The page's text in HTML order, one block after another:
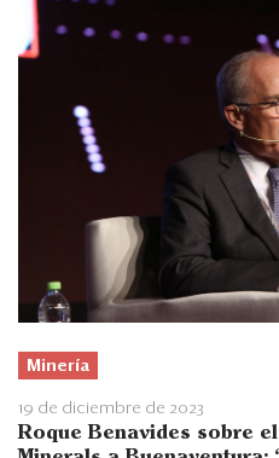
Minería
19 de diciembre de 2023
Roque Benavides sobre